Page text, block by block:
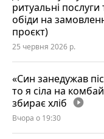
ритуальні
обіди на
проєкт)
25 червня 2026 р.
«Син занедужав
то я сіла на
збирає хліб play_circle_filled
Вчора о 19:30